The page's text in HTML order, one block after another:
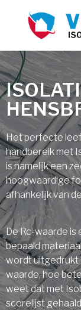
Het perfecte
handbereik met
is namelijk een
hoogwaardige
afhankelijk van
De Rc-waarde
bepaald
wordt uitgedrukt
waarde, hoe
weet dat met
scorelijst